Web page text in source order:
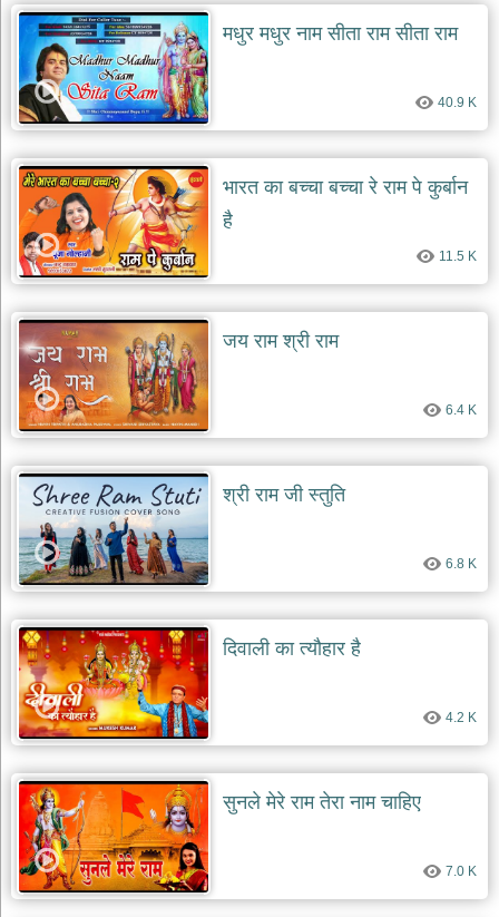
देश
भक्ति
भजन
patriotic
bhajans
खाटू
श्याम
भजन
khatu
shaym
bhajans
रानी
सती
दादी
भजन
rani
sati
dadi
bhajans
बावा
लाल
दयाल
भजन
bawa
lal
dayal
bhajans
शनि
देव
भजन
shani
dev
bhajans
आज
का
भजन
bhajan
of
the
day
मधुर मधुर नाम सीता राम सीता राम
40.9 K
भारत का बच्चा बच्चा रे राम पे कुर्बान
है
11.5 K
जय राम श्री राम
6.4 K
श्री राम जी स्तुति
6.8 K
दिवाली का त्यौहार है
4.2 K
सुनले मेरे राम तेरा नाम चाहिए
7.0 K